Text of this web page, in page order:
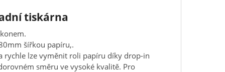
tiskárna
šířkou papíru,.
rychle lze vyměnit roli papíru díky drop-in
směru ve vysoké kvalitě. Pro